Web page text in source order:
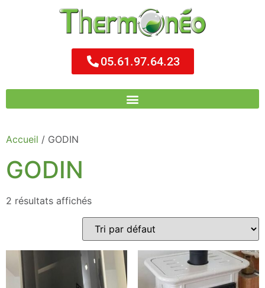
05.61.97.64.23
Accueil / GODIN
GODIN
2 résultats affichés